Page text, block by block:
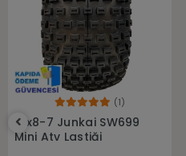
(1)
16x8-7 Junkai SW699
Mini Atv Lastiği